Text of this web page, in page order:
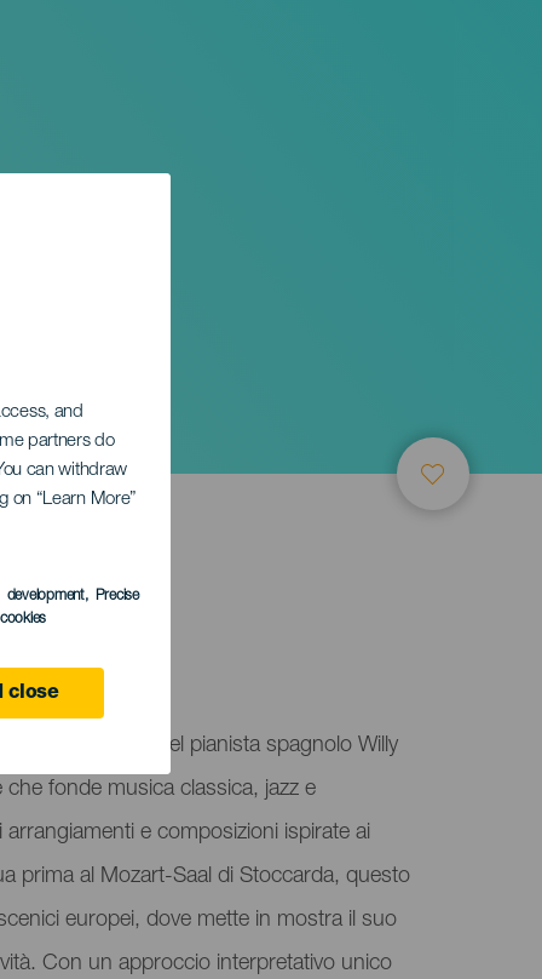
and
partners do
can withdraw
on “Learn More”
development, Precise
close
progetto del pianista spagnolo Willy
fonde musica classica, jazz e
e composizioni ispirate ai
prima al Mozart-Saal di Stoccarda, questo
europei, dove mette in mostra il suo
Con un approccio interpretativo unico